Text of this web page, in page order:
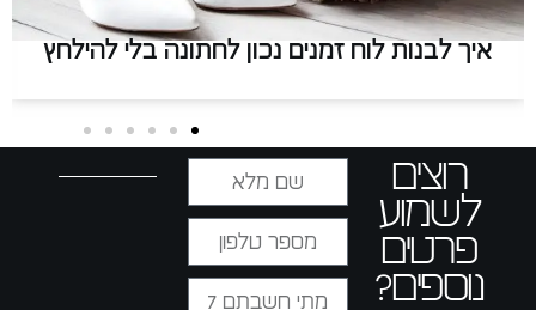
בלי להילחץ המדריך לחתונה אורבנית
רוצים
לשמוע
פרטים
נוספים?